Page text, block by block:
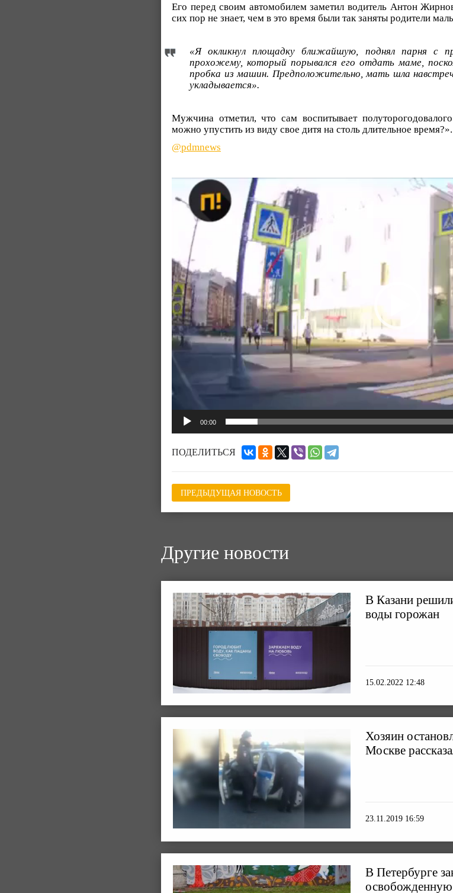
Его перед своим автомобилем заметил водитель Антон
сих пор не знает, чем в это время были так заняты родители
«Я окликнул площадку ближайшую, поднял парня с
прохожему, который порывался его отдать маме,
пробка из машин. Предположительно, мать шла
укладывается».
Мужчина отметил, что сам воспитывает
можно упустить из виду свое дитя на столь длительное время?».
@pdmnews
Видеоплеер
00:00
ПОДЕЛИТЬСЯ
ПРЕДЫДУЩАЯ НОВОСТЬ
Другие новости
В Казани
воды горожан
15.02.2022 12:48
Хозяин
Москве
23.11.2019 16:59
В Петербурге